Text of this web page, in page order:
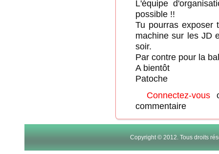
L'équipe
possible !!
Tu pourras exposer
machine sur les JD
soir.
Par contre pour la
A bientôt
Patoche
Connectez-vous
commentaire
Copyright © 2012. Tous droits